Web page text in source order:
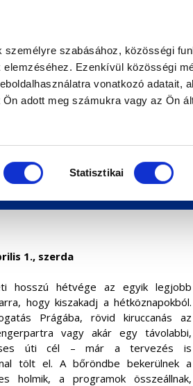
szabásához, közösségi
Ezenkívül közösségi
vonatkozó adatait,
adott meg számukra vagy az Ön
Statisztikai
BIZTOSÍTÁSI
miért ne
1., szerda
hosszú hétvége az egyik legjobb
hogy kiszakadj a hétköznapokból.
Prágába, rövid kiruccanás az
vagy akár egy távolabbi,
úti cél – már a tervezés is
tölt el. A bőröndbe bekerülnek a
holmik, a programok összeállnak,